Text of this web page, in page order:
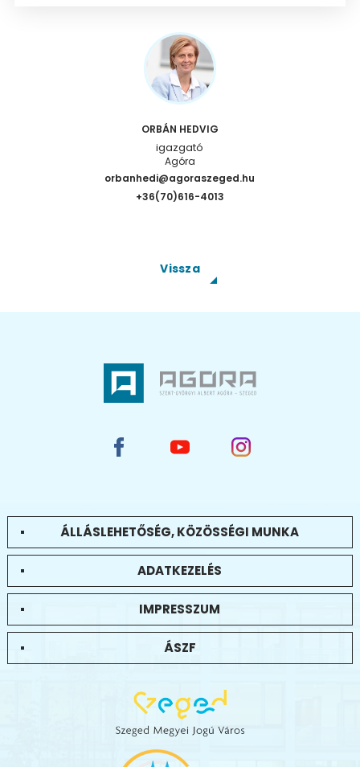
ORBÁN HEDVIG
igazgató
Agóra
orbanhedi@agoraszeged.hu
+36(70)616-4013
Vissza
ÁLLÁSLEHETŐSÉG, KÖZÖSSÉGI MUNKA
ADATKEZELÉS
IMPRESSZUM
ÁSZF